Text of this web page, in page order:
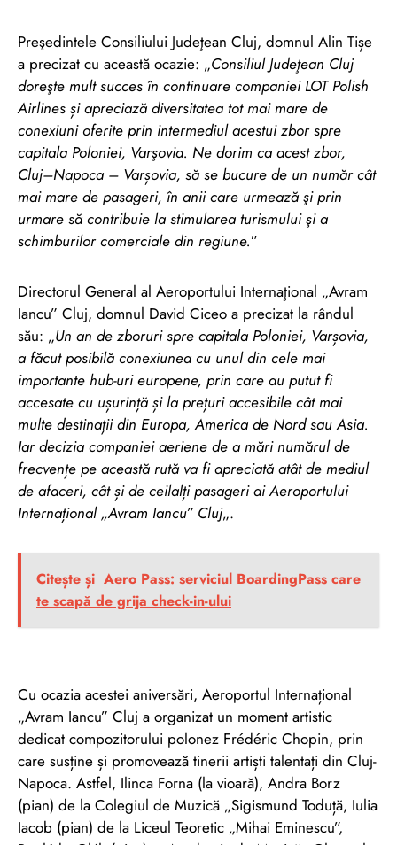
Preşedintele Consiliului Judeţean Cluj, domnul Alin Tișe
a precizat cu această ocazie: „Consiliul Judeţean Cluj
doreşte mult succes în continuare companiei LOT Polish
Airlines și apreciază diversitatea tot mai mare de
conexiuni oferite prin intermediul acestui zbor spre
capitala Poloniei, Varşovia. Ne dorim ca acest zbor,
Cluj–Napoca – Varșovia, să se bucure de un număr cât
mai mare de pasageri, în anii care urmează şi prin
urmare să contribuie la stimularea turismului şi a
schimburilor comerciale din regiune.”
Directorul General al Aeroportului Internaţional „Avram
Iancu” Cluj, domnul David Ciceo a precizat la rândul
său: „Un an de zboruri spre capitala Poloniei, Varșovia,
a făcut posibilă conexiunea cu unul din cele mai
importante hub-uri europene, prin care au putut fi
accesate cu ușurință și la prețuri accesibile cât mai
multe destinații din Europa, America de Nord sau Asia.
Iar decizia companiei aeriene de a mări numărul de
frecvențe pe această rută va fi apreciată atât de mediul
de afaceri, cât și de ceilalți pasageri ai Aeroportului
Internațional „Avram Iancu” Cluj„.
Citește și Aero Pass: serviciul BoardingPass care
te scapă de grija check-in-ului
Cu ocazia acestei aniversări, Aeroportul Internațional
„Avram Iancu” Cluj a organizat un moment artistic
dedicat compozitorului polonez Frédéric Chopin, prin
care susține și promovează tinerii artiști talentați din Cluj-
Napoca. Astfel, Ilinca Forna (la vioară), Andra Borz
(pian) de la Colegiul de Muzică „Sigismund Toduță, Iulia
Iacob (pian) de la Liceul Teoretic „Mihai Eminescu”,